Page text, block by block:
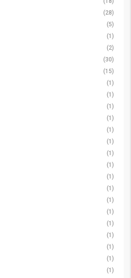
(28)
(5)
(1)
(2)
(30)
(15)
(1)
(1)
(1)
(1)
(1)
(1)
(1)
(1)
(1)
(1)
(1)
(1)
(1)
(1)
(1)
(1)
(1)